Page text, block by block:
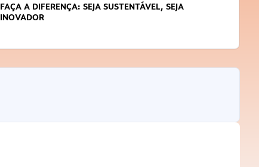
FAÇA A DIFERENÇA: SEJA SUSTENTÁVEL, SEJA
INOVADOR